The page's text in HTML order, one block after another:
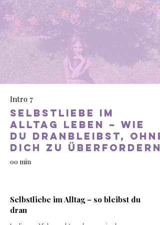
Intro 7
Selbstliebe im
Alltag leben – wie
du dranbleibst, ohne
dich zu überfordern
00 min
Selbstliebe im Alltag – so bleibst du
dran